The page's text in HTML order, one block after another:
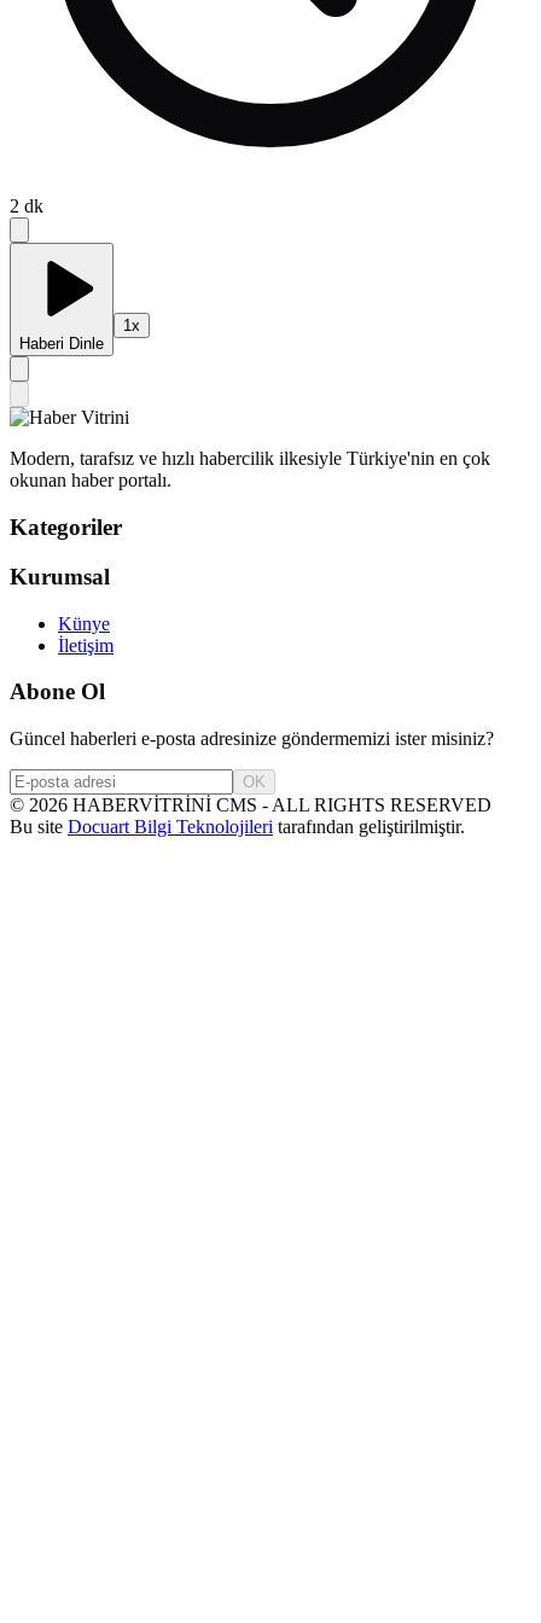
2 dk
Haberi Dinle
1x
Modern, tarafsız ve hızlı habercilik ilkesiyle Türkiye'nin en çok
okunan haber portalı.
Kategoriler
Kurumsal
Künye
İletişim
Abone Ol
Güncel haberleri e-posta adresinize göndermemizi ister misiniz?
OK
© 2026 HABERVİTRİNİ CMS - ALL RIGHTS RESERVED
Bu site Docuart Bilgi Teknolojileri tarafından geliştirilmiştir.